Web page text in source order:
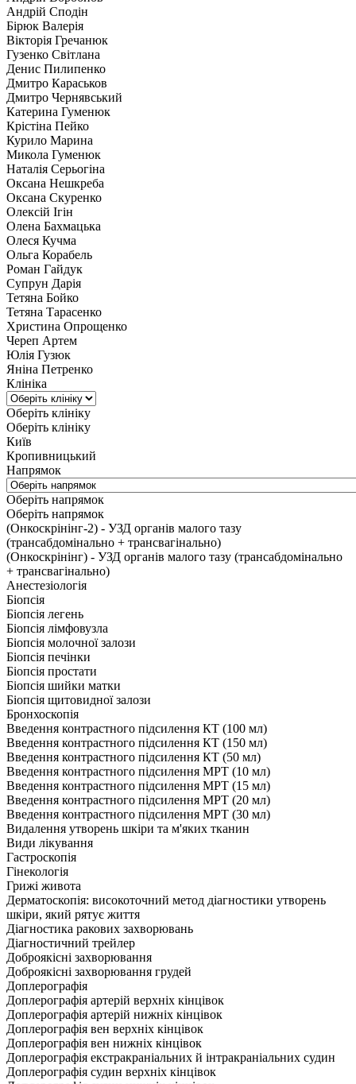
Андрій Сподін
Бірюк Валерія
Вікторія Гречанюк
Гузенко Світлана
Денис Пилипенко
Дмитро Караськов
Дмитро Чернявський
Катерина Гуменюк
Крістіна Пейко
Курило Марина
Микола Гуменюк
Наталія Серьогіна
Оксана Нешкреба
Оксана Скуренко
Олексій Ігін
Олена Бахмацька
Олеся Кучма
Ольга Корабель
Роман Гайдук
Супрун Дарія
Тетяна Бойко
Тетяна Тарасенко
Христина Опрощенко
Череп Артем
Юлія Гузюк
Яніна Петренко
Клініка
Оберіть клініку
Оберіть клініку
Київ
Кропивницький
Напрямок
Оберіть напрямок
Оберіть напрямок
(Онкоскрінінг-2) - УЗД органів малого тазу
(трансабдомінально + трансвагінально)
(Онкоскрінінг) - УЗД органів малого тазу (трансабдомінально
+ трансвагінально)
Анестезіологія
Біопсія
Біопсія легень
Біопсія лімфовузла
Біопсія молочної залози
Біопсія печінки
Біопсія простати
Біопсія шийки матки
Біопсія щитовидної залози
Бронхоскопія
Введення контрастного підсилення КТ (100 мл)
Введення контрастного підсилення КТ (150 мл)
Введення контрастного підсилення КТ (50 мл)
Введення контрастного підсилення МРТ (10 мл)
Введення контрастного підсилення МРТ (15 мл)
Введення контрастного підсилення МРТ (20 мл)
Введення контрастного підсилення МРТ (30 мл)
Видалення утворень шкіри та м'яких тканин
Види лікування
Гастроскопія
Гінекологія
Грижі живота
Дерматоскопія: високоточний метод діагностики утворень
шкіри, який рятує життя
Діагностика ракових захворювань
Діагностичний трейлер
Доброякісні захворювання
Доброякісні захворювання грудей
Доплерографія
Доплерографія артерій верхніх кінцівок
Доплерографія артерій нижніх кінцівок
Доплерографія вен верхніх кінцівок
Доплерографія вен нижніх кінцівок
Доплерографія екстракраніальних й інтракраніальних судин
Доплерографія судин верхніх кінцівок